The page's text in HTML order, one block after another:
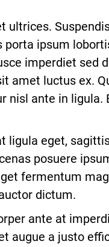
ultrices.
ipsum
imperdiet sed
amet luctus ex.
nisl ante in
ligula eget,
posuere
fermentum
dictum.
ante at
augue a justo